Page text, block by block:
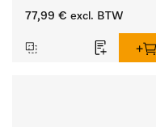
laboratoriumglaswerk en -
77,99 € excl. BTW